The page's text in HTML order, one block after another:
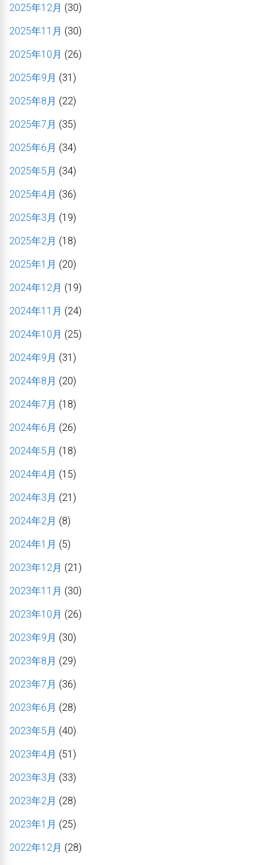
2025年12月 (30)
2025年11月 (30)
2025年10月 (26)
2025年9月 (31)
2025年8月 (22)
2025年7月 (35)
2025年6月 (34)
2025年5月 (34)
2025年4月 (36)
2025年3月 (19)
2025年2月 (18)
2025年1月 (20)
2024年12月 (19)
2024年11月 (24)
2024年10月 (25)
2024年9月 (31)
2024年8月 (20)
2024年7月 (18)
2024年6月 (26)
2024年5月 (18)
2024年4月 (15)
2024年3月 (21)
2024年2月 (8)
2024年1月 (5)
2023年12月 (21)
2023年11月 (30)
2023年10月 (26)
2023年9月 (30)
2023年8月 (29)
2023年7月 (36)
2023年6月 (28)
2023年5月 (40)
2023年4月 (51)
2023年3月 (33)
2023年2月 (28)
2023年1月 (25)
2022年12月 (28)